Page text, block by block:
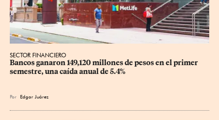
SECTOR FINANCIERO
Bancos ganaron 149,120 millones de pesos en el primer
semestre, una caída anual de 5.4%
Por Edgar Juárez